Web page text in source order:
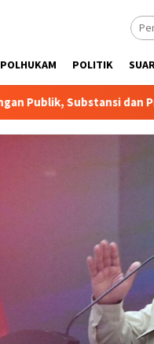
POLHUKAM POLITIK
Substansi dan